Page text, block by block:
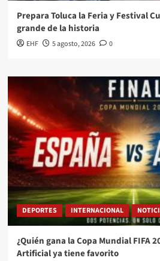
Prepara Toluca la Feria y Festival
grande de la historia
EHF 5 agosto, 2026 0
DEPORTES INTERNACIONAL
¿Quién gana la Copa Mundial FIFA
Artificial ya tiene favorito